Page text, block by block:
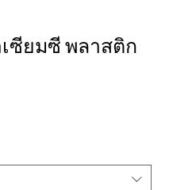
ซียมซี พลาสติก